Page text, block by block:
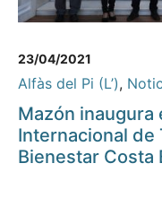
23/04/2021
Alfàs del Pi (L’),
Mazón inaugura
Internacional de
Bienestar Costa